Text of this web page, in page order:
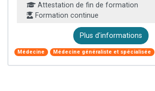
Attestation de fin de formation
Formation continue
Plus d'informations
Médecine Médecine généraliste et spécialisée